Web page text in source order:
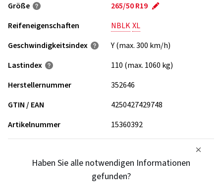
Größe
265/50 R19
Reifeneigenschaften
NBLKXL
Geschwindigkeits­index
Y (max. 300 km/h)
Lastindex
110 (max. 1060 kg)
Herstellernummer
352646
GTIN / EAN
4250427429748
Artikelnummer
15360392
Haben Sie alle notwendigen Informationen
gefunden?